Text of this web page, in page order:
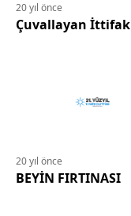
20 yıl önce
Çuvallayan İttifak
20 yıl önce
BEYİN FIRTINASI